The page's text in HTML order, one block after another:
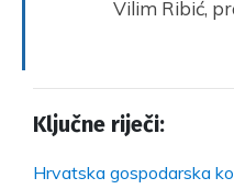
Vilim Ribić,
Ključne riječi:
Hrvatska gospodarska